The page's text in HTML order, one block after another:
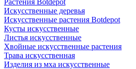
Искусственные деревья
Искусственные растения Botdepot
Кусты искусственные
Листья искусственные
Хвойные искусственные растения
Трава искусственная
Изделия из мха искусственные